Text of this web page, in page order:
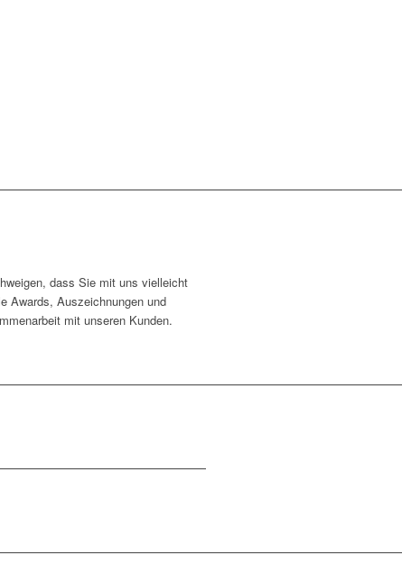
dass Sie mit uns vielleicht
Awards, Auszeichnungen und
mit unseren Kunden.